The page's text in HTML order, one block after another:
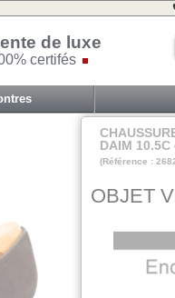
de luxe
certifés
DAIM 10.5C
(Référence :
OBJET